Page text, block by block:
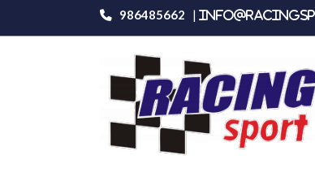
986485662 |
Productos Sparco Extintor de